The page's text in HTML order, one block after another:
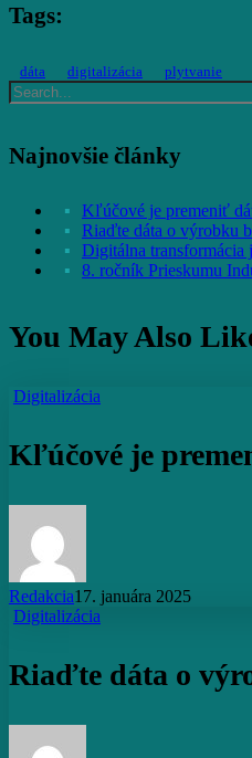
Tags:
dáta digitalizácia plytvanie
Najnovšie články
Kľúčové je premeniť
Riaďte dáta o výrobku
Digitálna transformácia
8. ročník Prieskumu
You May Also
Digitalizácia
dáta
Kľúčové je
Redakcia17. januára 2025
Digitalizácia
výrobku
Riaďte dáta o